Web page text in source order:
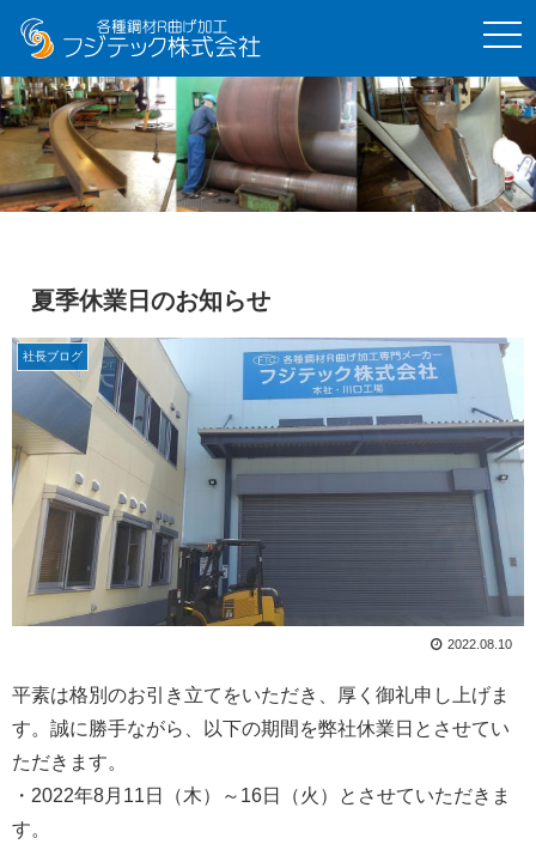
t
o
g
l
e
n
v
i
g
夏季休業日のお知らせ
社長ブログ
2022.08.10
平素は格別のお引き立てをいただき、厚く御礼申し上げま
す。誠に勝手ながら、以下の期間を弊社休業日とさせてい
ただきます。
・2022年8月11日（木）～16日（火）とさせていただきま
す。